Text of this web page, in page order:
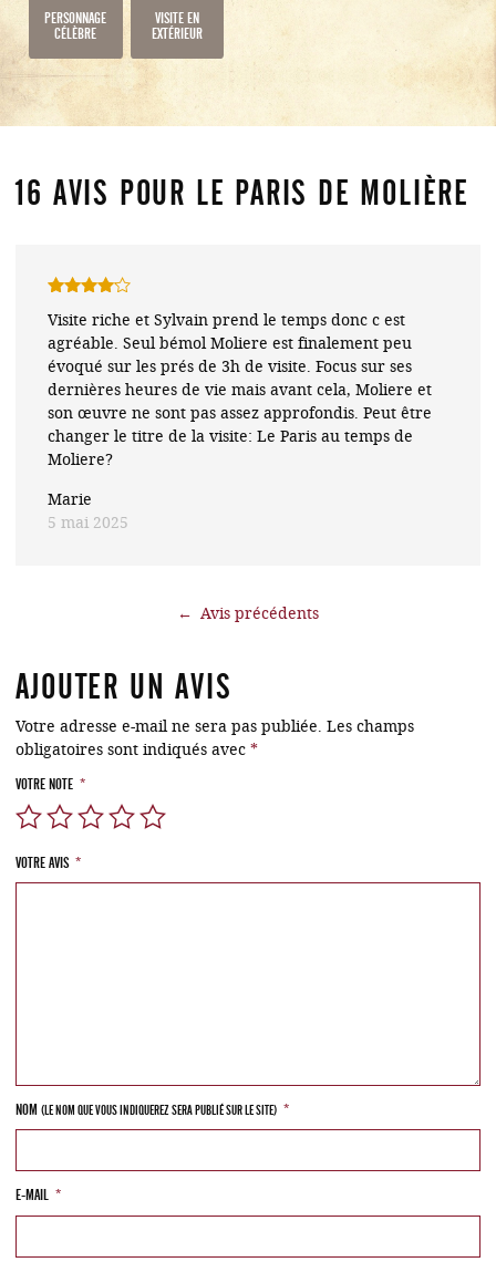
PERSONNAGE
CÉLÈBRE
VISITE EN
EXTÉRIEUR
16 AVIS POUR LE PARIS DE MOLIÈRE
sur 5
Marie
5 mai 2025
Visite riche et Sylvain prend le temps donc c est
agréable. Seul bémol Moliere est finalement peu
évoqué sur les prés de 3h de visite. Focus sur ses
dernières heures de vie mais avant cela, Moliere et
son œuvre ne sont pas assez approfondis. Peut être
changer le titre de la visite: Le Paris au temps de
Moliere?
←
AJOUTER UN AVIS
Votre adresse e-mail ne sera pas publiée. Les champs
obligatoires sont indiqués avec*
VOTRE NOTE*
VOTRE AVIS*
NOM(LE NOM QUE VOUS INDIQUEREZ SERA PUBLIÉ SUR LE SITE) *
E-MAIL*